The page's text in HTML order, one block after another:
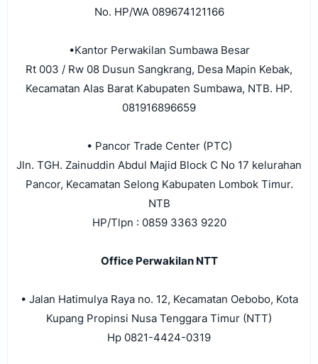
No. HP/WA 089674121166
•Kantor Perwakilan Sumbawa Besar
Rt 003 / Rw 08 Dusun Sangkrang, Desa Mapin Kebak,
Kecamatan Alas Barat Kabupaten Sumbawa, NTB. HP.
081916896659
• Pancor Trade Center (PTC)
Jln. TGH. Zainuddin Abdul Majid Block C No 17 kelurahan
Pancor, Kecamatan Selong Kabupaten Lombok Timur.
NTB
HP/Tlpn : 0859 3363 9220
Office Perwakilan NTT
• Jalan Hatimulya Raya no. 12, Kecamatan Oebobo, Kota
Kupang Propinsi Nusa Tenggara Timur (NTT)
Hp 0821-4424-0319